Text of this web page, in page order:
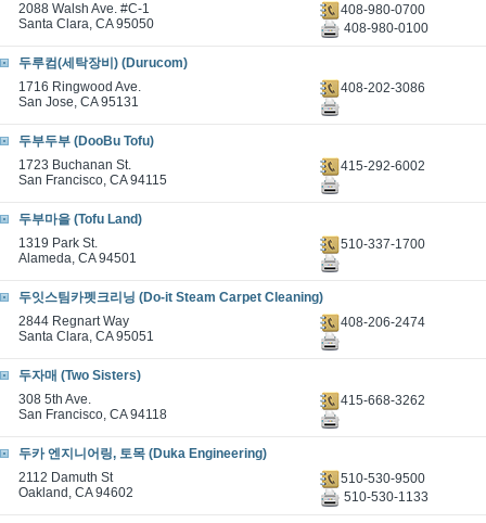
2088 Walsh Ave. #C-1
Santa Clara, CA 95050
408-980-0700
408-980-0100
두루컴(세탁장비) (Durucom)
1716 Ringwood Ave.
San Jose, CA 95131
408-202-3086
두부두부 (DooBu Tofu)
1723 Buchanan St.
San Francisco, CA 94115
415-292-6002
두부마을 (Tofu Land)
1319 Park St.
Alameda, CA 94501
510-337-1700
두잇스팀카펫크리닝 (Do-it Steam Carpet Cleaning)
2844 Regnart Way
Santa Clara, CA 95051
408-206-2474
두자매 (Two Sisters)
308 5th Ave.
San Francisco, CA 94118
415-668-3262
두카 엔지니어링, 토목 (Duka Engineering)
2112 Damuth St
Oakland, CA 94602
510-530-9500
510-530-1133